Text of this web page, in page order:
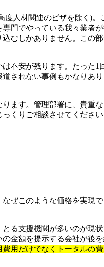
度人材関連のビザを除く)
門でやっている我々業者
むしかありません。この
不安が残ります。たった1
道されない事例もかなりあ
ます。管理部署に、貴重
くりご相談させてください
なぜこのような価格を実現
る支援機関が多いのが現
金額を提示する会社が後
費用だけでなくトータルの